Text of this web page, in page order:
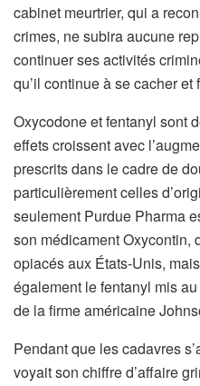
cabinet meurtrier, qui a
crimes, ne subira aucune
continuer ses activités
qu’il continue à se cacher et
Oxycodone et fentanyl sont
effets croissent avec
prescrits dans le cadre de
particulièrement celles
seulement Purdue Pharma
son médicament Oxycontin,
opiacés aux États-Unis,
également le fentanyl mis
de la firme américaine
Pendant que les cadavres
voyait son chiffre d’affaire